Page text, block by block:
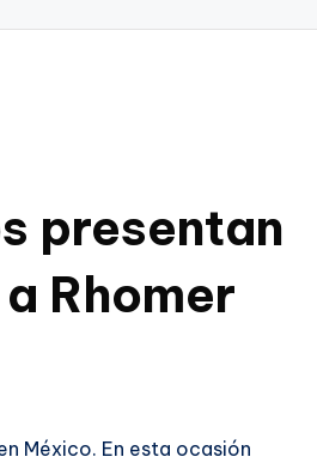
presentan
Rhomer
México. En esta ocasión